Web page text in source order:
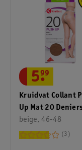
Kruidvat Collant
Up Mat 20
beige, 46-48
5.
99
3